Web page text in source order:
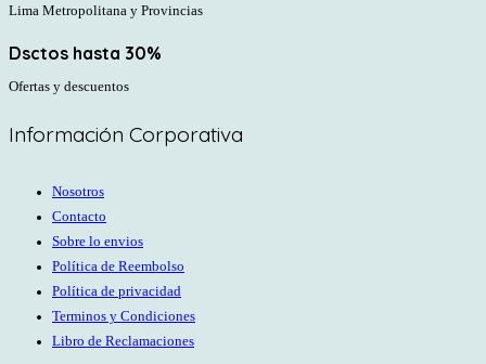
Lima Metropolitana y Provincias
Dsctos hasta 30%
Ofertas y descuentos
Información Corporativa
Nosotros
Contacto
Sobre lo envios
Política de Reembolso
Política de privacidad
Terminos y Condiciones
Libro de Reclamaciones